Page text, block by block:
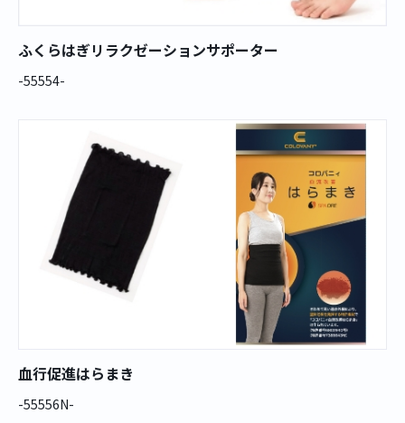
ふくらはぎリラクゼーションサポーター
-55554-
血行促進はらまき
-55556N-